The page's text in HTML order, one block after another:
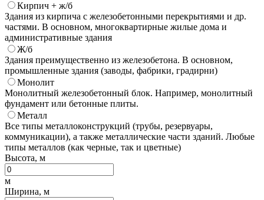
Кирпич + ж/б
Здания из кирпича с железобетонными перекрытиями и др.
частями. В основном, многоквартирные жилые дома и
административные здания
Ж/б
Здания преимущественно из железобетона. В основном,
промышленные здания (заводы, фабрики, градирни)
Монолит
Монолитный железобетонный блок. Например, монолитный
фундамент или бетонные плиты.
Металл
Все типы металлоконструкций (трубы, резервуары,
коммуникации), а также металлические части зданий. Любые
типы металлов (как черные, так и цветные)
Высота, м
м
Ширина, м